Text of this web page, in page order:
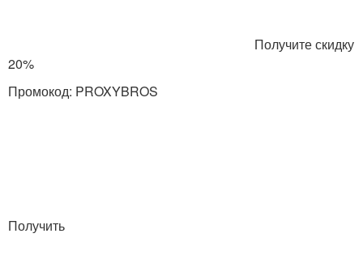
Получите скидку
20%
Промокод: PROXYBROS
Получить